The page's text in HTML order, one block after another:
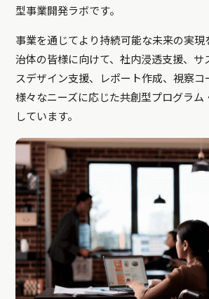
型事業開発ラボです。
事業を通じてより持続可能な未来の実現
治体の皆様に向けて、社内浸透支援、サ
スデザイン支援、レポート作成、視察コ
様々なニーズに応じた共創型プログラム
しています。